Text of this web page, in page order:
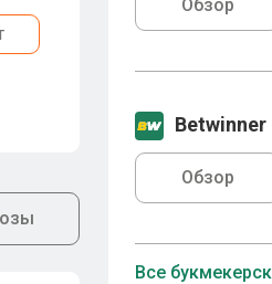
Обзор
Betwinner
Обзор
Все